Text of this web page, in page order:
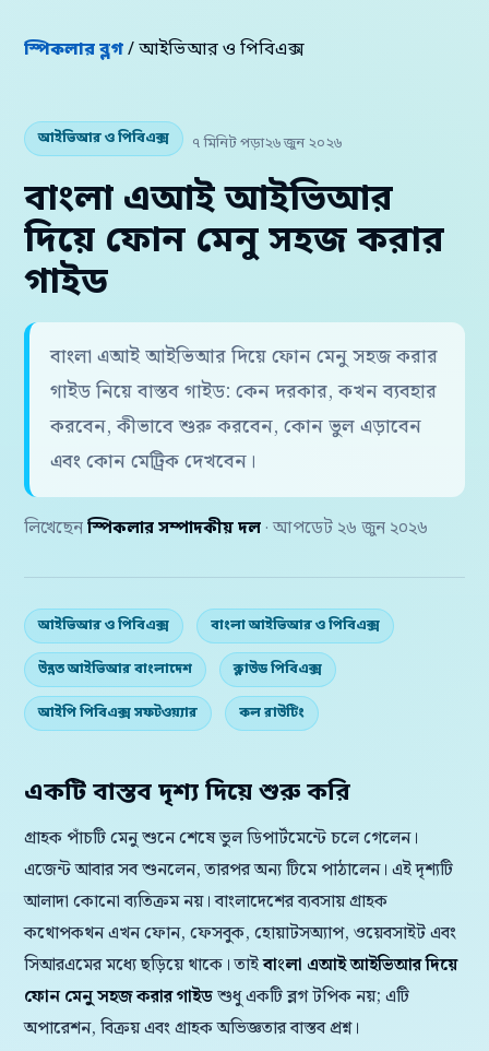
স্পিকলার ব্লগ/ আইভিআর ও পিবিএক্স
আইভিআর ও পিবিএক্স ৭ মিনিট পড়া২৬ জুন ২০২৬
বাংলা এআই আইভিআর
দিয়ে ফোন মেনু সহজ করার
গাইড
বাংলা এআই আইভিআর দিয়ে ফোন মেনু সহজ করার
গাইড নিয়ে বাস্তব গাইড: কেন দরকার, কখন ব্যবহার
করবেন, কীভাবে শুরু করবেন, কোন ভুল এড়াবেন
এবং কোন মেট্রিক দেখবেন।
লিখেছেন স্পিকলার সম্পাদকীয় দল · আপডেট ২৬ জুন ২০২৬
আইভিআর ও পিবিএক্স বাংলা আইভিআর ও পিবিএক্স
উন্নত আইভিআর বাংলাদেশ ক্লাউড পিবিএক্স
আইপি পিবিএক্স সফটওয়্যার কল রাউটিং
একটি বাস্তব দৃশ্য দিয়ে শুরু করি
গ্রাহক পাঁচটি মেনু শুনে শেষে ভুল ডিপার্টমেন্টে চলে গেলেন।
এজেন্ট আবার সব শুনলেন, তারপর অন্য টিমে পাঠালেন। এই দৃশ্যটি
আলাদা কোনো ব্যতিক্রম নয়। বাংলাদেশের ব্যবসায় গ্রাহক
কথোপকথন এখন ফোন, ফেসবুক, হোয়াটসঅ্যাপ, ওয়েবসাইট এবং
সিআরএমের মধ্যে ছড়িয়ে থাকে। তাইবাংলা এআই আইভিআর দিয়ে
ফোন মেনু সহজ করার গাইডশুধু একটি ব্লগ টপিক নয়; এটি
অপারেশন, বিক্রয় এবং গ্রাহক অভিজ্ঞতার বাস্তব প্রশ্ন।